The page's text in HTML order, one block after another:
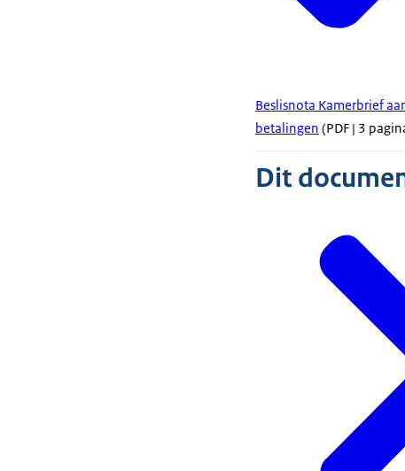
Beslisnota Kamerbrief
betalingen (PDF | 3
Dit